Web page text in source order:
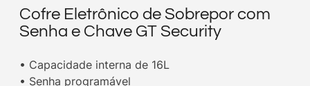
Cofre Eletrônico de Sobrepor com
Senha e Chave GT Security
• Capacidade interna de 16L
• Senha programável